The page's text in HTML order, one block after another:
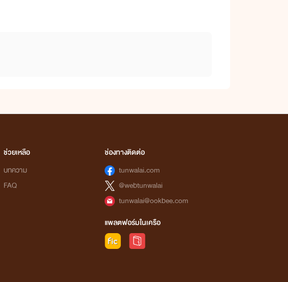
ช่วยเหลือ
บทความ
FAQ
ช่องทางติดต่อ
tunwalai.com
@webtunwalai
tunwalai@ookbee.com
แพลตฟอร์มในเครือ